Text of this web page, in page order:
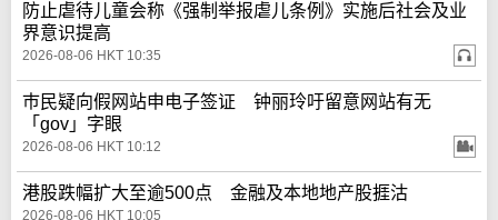
防止虐待儿童会称《强制举报虐儿条例》实施后社会及业
界意识提高
2026-08-06 HKT 10:35
巿民疑向假网站申电子签证 钟丽玲吁留意网站有无
「gov」字眼
2026-08-06 HKT 10:12
港股跌幅扩大至逾500点 金融及本地地产股捱沽
2026-08-06 HKT 10:05